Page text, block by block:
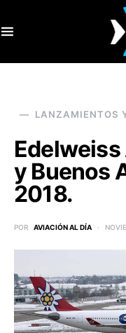
LANZAMIENTOS
y Buenos
2018.
POR AVIACIÓN AL DÍA